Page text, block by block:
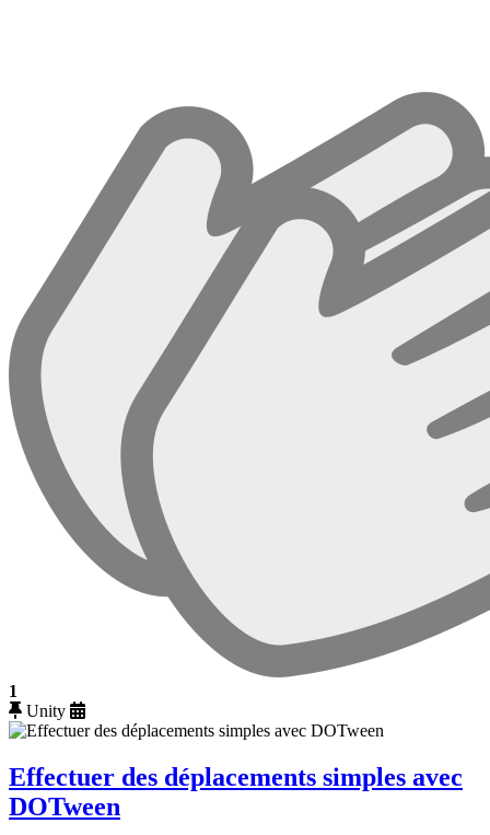
1
Unity
Effectuer des déplacements simples avec
DOTween